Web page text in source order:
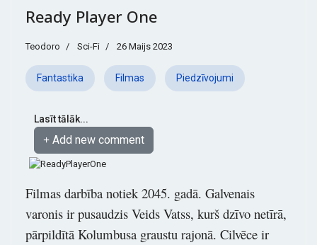
Ready Player One
Teodoro Sci-Fi 26 Maijs 2023
Fantastika Filmas Piedzīvojumi
Lasīt tālāk...
Add new comment
Filmas darbība notiek 2045. gadā. Galvenais
varonis ir pusaudzis Veids Vatss, kurš dzīvo netīrā,
pārpildītā Kolumbusa graustu rajonā. Cilvēce ir